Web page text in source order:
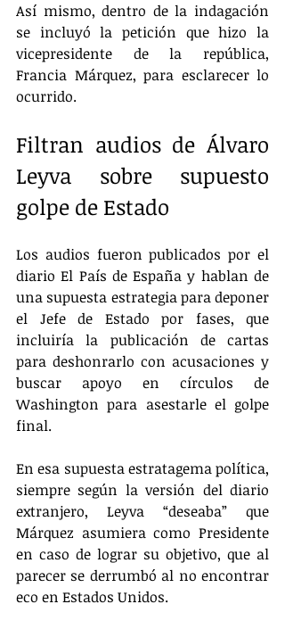
Así mismo, dentro de la indagación
se incluyó la petición que hizo la
vicepresidente de la república,
Francia Márquez, para esclarecer lo
ocurrido.
Filtran audios de Álvaro
Leyva sobre supuesto
golpe de Estado
Los audios fueron publicados por el
diario El País de España y hablan de
una supuesta estrategia para deponer
el Jefe de Estado por fases, que
incluiría la publicación de cartas
para deshonrarlo con acusaciones y
buscar apoyo en círculos de
Washington para asestarle el golpe
final.
En esa supuesta estratagema política,
siempre según la versión del diario
extranjero, Leyva “deseaba” que
Márquez asumiera como Presidente
en caso de lograr su objetivo, que al
parecer se derrumbó al no encontrar
eco en Estados Unidos.